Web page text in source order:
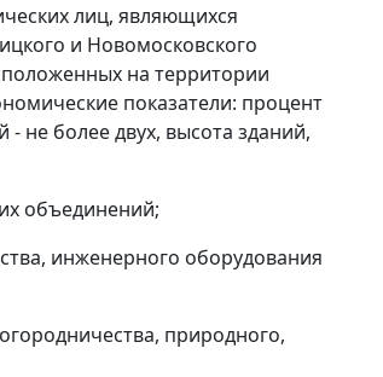
лиц, являющихся
и Новомосковского
на территории
показатели: процент
- не более двух, высота зданий,
объединений;
инженерного оборудования
природного,